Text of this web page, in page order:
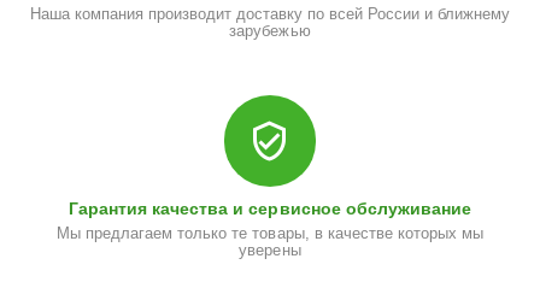
Наша компания производит доставку по всей России и ближнему
зарубежью
Гарантия качества и сервисное обслуживание
Мы предлагаем только те товары, в качестве которых мы
уверены